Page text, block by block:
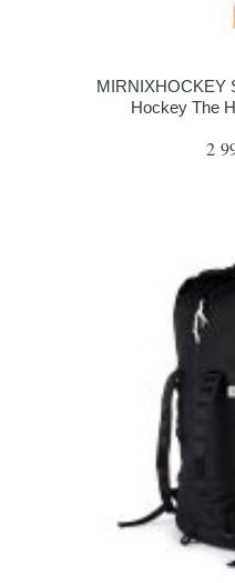
MIRNIXHOCKEY
Hockey The
2